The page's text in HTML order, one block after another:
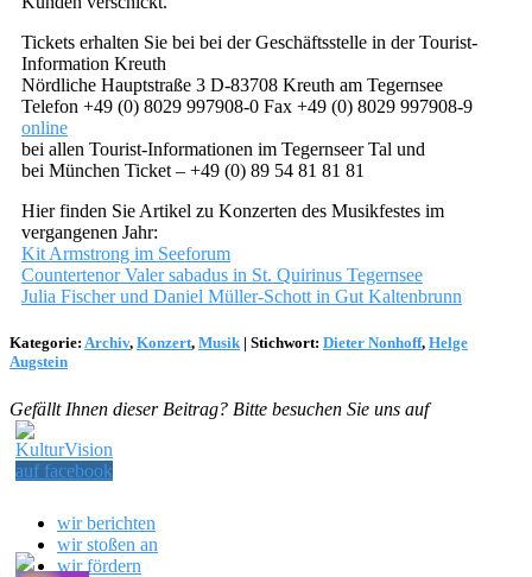
Tickets erhalten Sie bei bei der Geschäftsstelle in der Tourist-
Information Kreuth
Nördliche Hauptstraße 3 D-83708 Kreuth am Tegernsee
Telefon +49 (0) 8029 997908-0 Fax +49 (0) 8029 997908-9
online
bei allen Tourist-Informationen im Tegernseer Tal und
bei München Ticket – +49 (0) 89 54 81 81 81
Hier finden Sie Artikel zu Konzerten des Musikfestes im
vergangenen Jahr:
Kit Armstrong im Seeforum
Countertenor Valer sabadus in St. Quirinus Tegernsee
Julia Fischer und Daniel Müller-Schott in Gut Kaltenbrunn
Kategorie: Archiv, Konzert, Musik | Stichwort: Dieter Nonhoff, Helge
Augstein
Gefällt Ihnen dieser Beitrag? Bitte besuchen Sie uns auf
wir berichten
wir stoßen an
wir fördern